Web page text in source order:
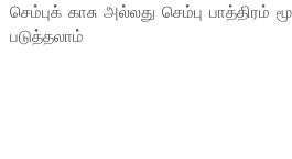
செம்புக் காசு அல்லது செம்பு
படுத்தலாம்